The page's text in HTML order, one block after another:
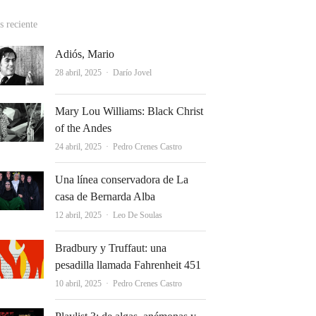
reciente
Adiós, Mario
28 abril, 2025 Autor
Darío Jovel
Mary Lou Williams: Black Christ
of the Andes
24 abril, 2025 Autor
Pedro Crenes Castro
Una línea conservadora de La
casa de Bernarda Alba
12 abril, 2025 Autor
Leo De Soulas
Bradbury y Truffaut: una
pesadilla llamada Fahrenheit 451
10 abril, 2025 Autor
Pedro Crenes Castro